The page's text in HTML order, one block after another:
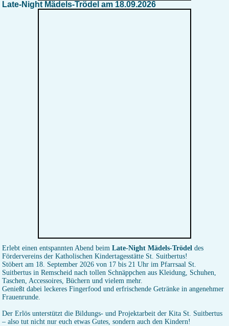
Late-Night Mädels-Trödel am 18.09.2026
Erlebt einen entspannten Abend beim Late-Night Mädels-Trödel des
Fördervereins der Katholischen Kindertagesstätte St. Suitbertus!
Stöbert am 18. September 2026 von 17 bis 21 Uhr im Pfarrsaal St.
Suitbertus in Remscheid nach tollen Schnäppchen aus Kleidung, Schuhen,
Taschen, Accessoires, Büchern und vielem mehr.
Genießt dabei leckeres Fingerfood und erfrischende Getränke in angenehmer
Frauenrunde.
Der Erlös unterstützt die Bildungs- und Projektarbeit der Kita St. Suitbertus
– also tut nicht nur euch etwas Gutes, sondern auch den Kindern!